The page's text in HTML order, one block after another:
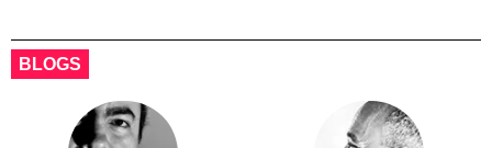
BLOGS